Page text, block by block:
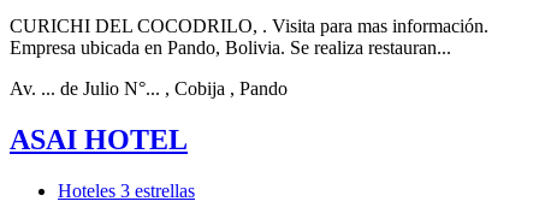
CURICHI DEL COCODRILO, . Visita para mas información.
Empresa ubicada en Pando, Bolivia. Se realiza restauran...
Av. ... de Julio N°... , Cobija , Pando
ASAI HOTEL
Hoteles 3 estrellas